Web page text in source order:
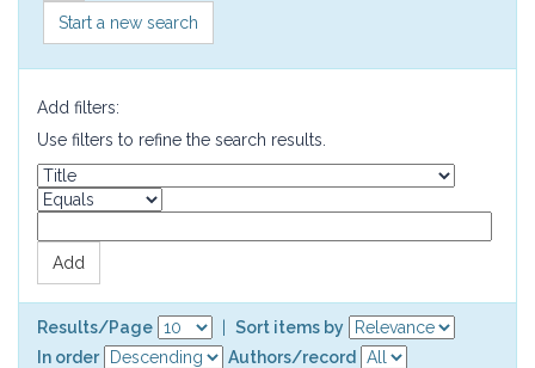
Start a new search
Add filters:
Use filters to refine the search results.
Results/Page
Sort items by
In order
Authors/record